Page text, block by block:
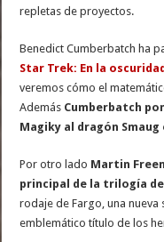
repletas de proyectos.
Benedict Cumberbatch ha
Star Trek: En la oscuridad
veremos cómo el
Además Cumberbatch
Magiky al dragón
Por otro lado Martin
principal de la trilogía de
rodaje de Fargo, una nueva
emblemático título de los